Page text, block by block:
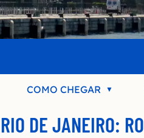
COMO CHEGAR
RIO DE JANEIRO: